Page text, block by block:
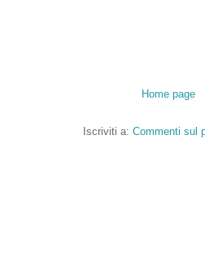
Home page
Iscriviti a: Commenti sul